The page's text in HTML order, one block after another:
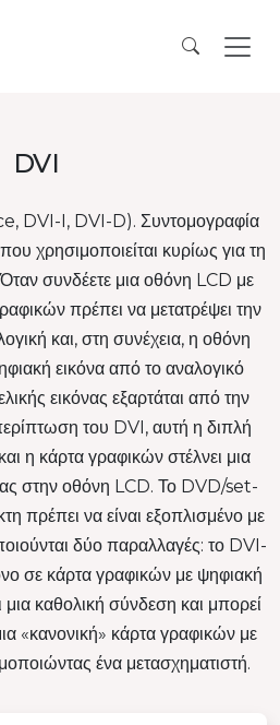
DVI
DVI-I, DVI-D). Συντομογραφία
χρησιμοποιείται κυρίως για τη
συνδέετε μια οθόνη LCD με
πρέπει να μετατρέψει την
και, στη συνέχεια, η οθόνη
εικόνα από το αναλογικό
εικόνας εξαρτάται από την
του DVI, αυτή η διπλή
η κάρτα γραφικών στέλνει μια
στην οθόνη LCD. Το DVD/set-
πρέπει να είναι εξοπλισμένο με
δύο παραλλαγές: το DVI-
σε κάρτα γραφικών με ψηφιακή
καθολική σύνδεση και μπορεί
«κανονική» κάρτα γραφικών με
ένα μετασχηματιστή.